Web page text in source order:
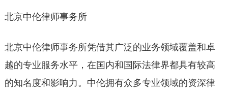
北京中伦律师事务所
北京中伦律师事务所凭借其广泛的业务领域覆盖和卓
越的专业服务水平，在国内和国际法律界都具有较高
的知名度和影响力。中伦拥有众多专业领域的资深律